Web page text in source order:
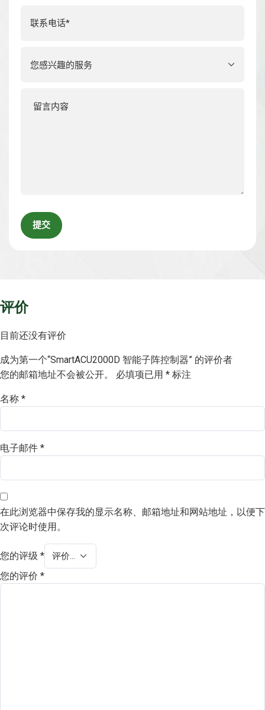
Please
leave
评价
目前还没有评价
成为第一个“SmartACU2000D 智能子阵控制器” 的评价者
您的邮箱地址不会被公开。
必填项已用 * 标注
名称 *
电子邮件 *
在此浏览器中保存我的显示名称、邮箱地址和网站地址，以便下
次评论时使用。
您的评级 *
您的评价 *